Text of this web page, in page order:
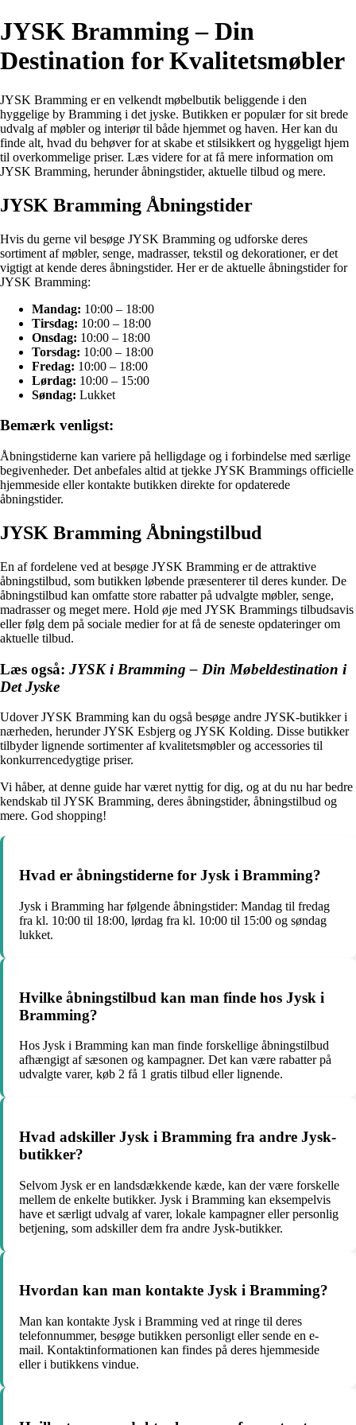
JYSK Bramming – Din
Destination for Kvalitetsmøbler
JYSK Bramming er en velkendt møbelbutik beliggende i den
hyggelige by Bramming i det jyske. Butikken er populær for sit brede
udvalg af møbler og interiør til både hjemmet og haven. Her kan du
finde alt, hvad du behøver for at skabe et stilsikkert og hyggeligt hjem
til overkommelige priser. Læs videre for at få mere information om
JYSK Bramming, herunder åbningstider, aktuelle tilbud og mere.
JYSK Bramming Åbningstider
Hvis du gerne vil besøge JYSK Bramming og udforske deres
sortiment af møbler, senge, madrasser, tekstil og dekorationer, er det
vigtigt at kende deres åbningstider. Her er de aktuelle åbningstider for
JYSK Bramming:
Mandag: 10:00 – 18:00
Tirsdag: 10:00 – 18:00
Onsdag: 10:00 – 18:00
Torsdag: 10:00 – 18:00
Fredag: 10:00 – 18:00
Lørdag: 10:00 – 15:00
Søndag: Lukket
Bemærk venligst:
Åbningstiderne kan variere på helligdage og i forbindelse med særlige
begivenheder. Det anbefales altid at tjekke JYSK Brammings officielle
hjemmeside eller kontakte butikken direkte for opdaterede
åbningstider.
JYSK Bramming Åbningstilbud
En af fordelene ved at besøge JYSK Bramming er de attraktive
åbningstilbud, som butikken løbende præsenterer til deres kunder. De
åbningstilbud kan omfatte store rabatter på udvalgte møbler, senge,
madrasser og meget mere. Hold øje med JYSK Brammings tilbudsavis
eller følg dem på sociale medier for at få de seneste opdateringer om
aktuelle tilbud.
Læs også: JYSK i Bramming – Din Møbeldestination i
Det Jyske
Udover JYSK Bramming kan du også besøge andre JYSK-butikker i
nærheden, herunder JYSK Esbjerg og JYSK Kolding. Disse butikker
tilbyder lignende sortimenter af kvalitetsmøbler og accessories til
konkurrencedygtige priser.
Vi håber, at denne guide har været nyttig for dig, og at du nu har bedre
kendskab til JYSK Bramming, deres åbningstider, åbningstilbud og
mere. God shopping!
Hvad er åbningstiderne for Jysk i Bramming?
Jysk i Bramming har følgende åbningstider: Mandag til fredag
fra kl. 10:00 til 18:00, lørdag fra kl. 10:00 til 15:00 og søndag
lukket.
Hvilke åbningstilbud kan man finde hos Jysk i
Bramming?
Hos Jysk i Bramming kan man finde forskellige åbningstilbud
afhængigt af sæsonen og kampagner. Det kan være rabatter på
udvalgte varer, køb 2 få 1 gratis tilbud eller lignende.
Hvad adskiller Jysk i Bramming fra andre Jysk-
butikker?
Selvom Jysk er en landsdækkende kæde, kan der være forskelle
mellem de enkelte butikker. Jysk i Bramming kan eksempelvis
have et særligt udvalg af varer, lokale kampagner eller personlig
betjening, som adskiller dem fra andre Jysk-butikker.
Hvordan kan man kontakte Jysk i Bramming?
Man kan kontakte Jysk i Bramming ved at ringe til deres
telefonnummer, besøge butikken personligt eller sende en e-
mail. Kontaktinformationen kan findes på deres hjemmeside
eller i butikkens vindue.